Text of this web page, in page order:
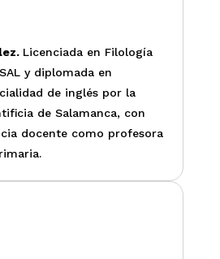
Licenciada en Filología
y diplomada en
de inglés por la
de Salamanca, con
docente como profesora